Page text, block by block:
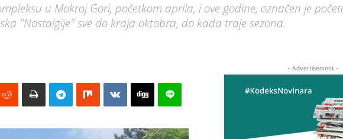
u Mokroj Gori, početkom aprila, i ove godine, označen je
"Nostalgije" sve do kraja oktobra, do kada traje sezona.
- Advertisement -